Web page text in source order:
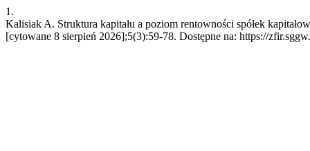
1.
Kalisiak A. Struktura kapitału a poziom rentowności spółek
[cytowane 8 sierpień 2026];5(3):59-78. Dostępne na: https://